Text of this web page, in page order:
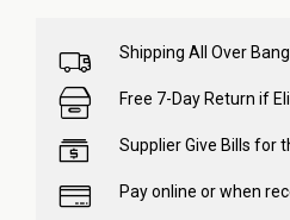
Shipping All Over
Free 7-Day Return if
Supplier Give Bills for
Pay online or when